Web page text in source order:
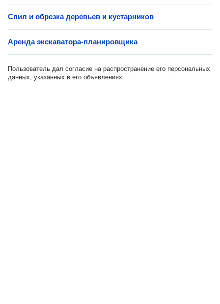
Спил и обрезка деревьев и кустарников
Аренда экскаватора-планировщика
Пользователь дал согласие на распространение его персональных
данных, указанных в его объявлениях